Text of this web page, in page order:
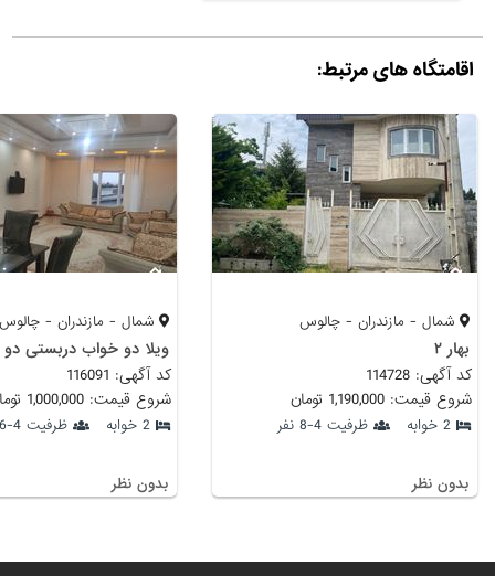
اقامتگاه های مرتبط:
شمال - مازندران - چالوس
بهار ۲
کد آگهی: 114728
شروع قیمت: 1,190,000 تومان
2 خوابه ظرفیت 4-8 نفر
بدون نظر
شمال - مازندران - چالوس
کد آگهی: 116091
شروع قیمت: 1,000,000 تومان
2 خوابه ظرفیت 4-6 نفر
بدون نظر